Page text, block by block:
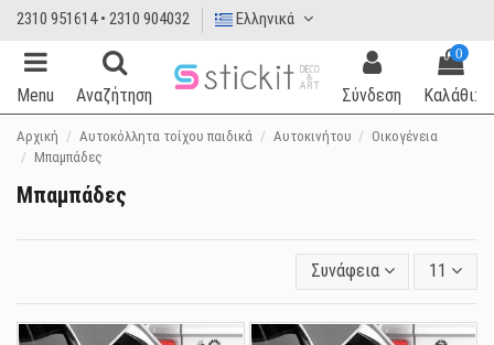
2310 951614 • 2310 904032 Ελληνικά
Menu Αναζήτηση Σύνδεση
0
Καλάθι:
Αρχική Αυτοκόλλητα τοίχου παιδικά Αυτοκινήτου
Οικογένεια
Μπαμπάδες
Μπαμπάδες
Συνάφεια 11